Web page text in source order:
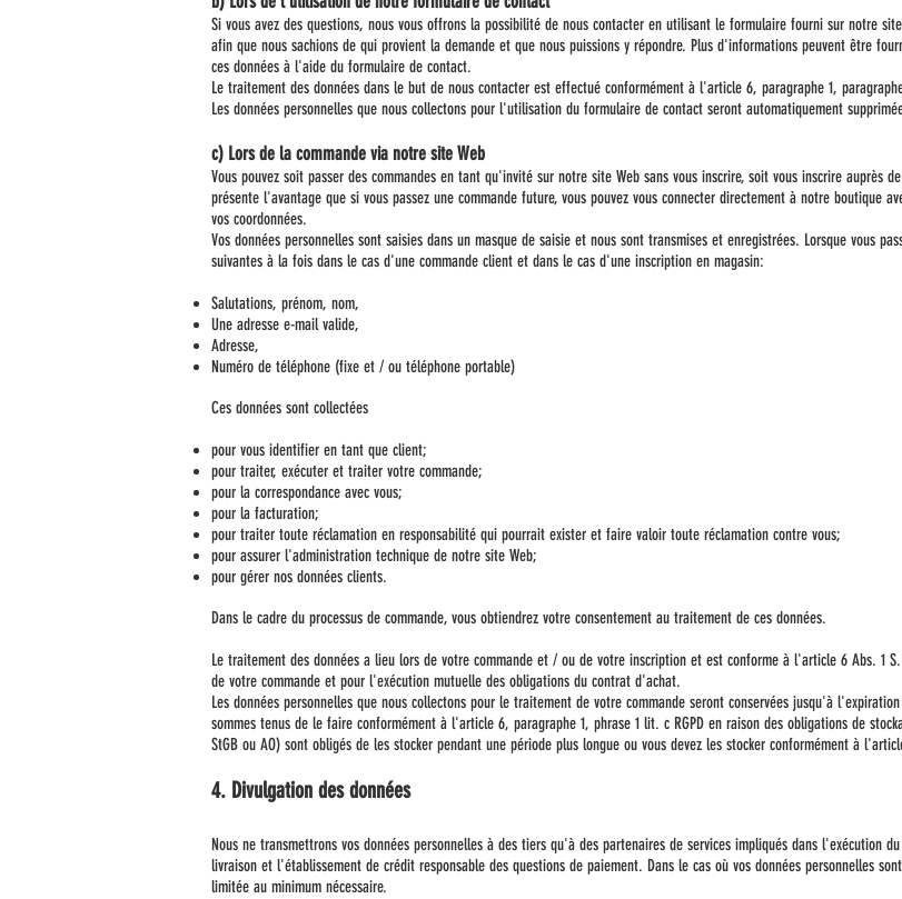
Si vous avez des questions, nous vous offrons la possibilité de nous contacter en utilisant le formulaire fourni sur notre
afin que nous sachions de qui provient la demande et que nous puissions y répondre. Plus d'informations peuvent être
ces données à l'aide du formulaire de contact.
Le traitement des données dans le but de nous contacter est effectué conformément à l'article 6, paragraphe 1,
Les données personnelles que nous collectons pour l'utilisation du formulaire de contact seront automatiquement
c) Lors de la commande via notre site Web
Vous pouvez soit passer des commandes en tant qu'invité sur notre site Web sans vous inscrire, soit vous inscrire auprès
présente l'avantage que si vous passez une commande future, vous pouvez vous connecter directement à notre boutique
vos coordonnées.
Vos données personnelles sont saisies dans un masque de saisie et nous sont transmises et enregistrées. Lorsque vous
suivantes à la fois dans le cas d'une commande client et dans le cas d'une inscription en magasin:
Salutations, prénom, nom,
Une adresse e-mail valide,
Adresse,
Numéro de téléphone (fixe et / ou téléphone portable)
Ces données sont collectées
pour vous identifier en tant que client;
pour traiter, exécuter et traiter votre commande;
pour la correspondance avec vous;
pour la facturation;
pour traiter toute réclamation en responsabilité qui pourrait exister et faire valoir toute réclamation contre vous;
pour assurer l'administration technique de notre site Web;
pour gérer nos données clients.
Dans le cadre du processus de commande, vous obtiendrez votre consentement au traitement de ces données.
Le traitement des données a lieu lors de votre commande et / ou de votre inscription et est conforme à l'article 6 Abs. 1
de votre commande et pour l'exécution mutuelle des obligations du contrat d'achat.
Les données personnelles que nous collectons pour le traitement de votre commande seront conservées jusqu'à
sommes tenus de le faire conformément à l'article 6, paragraphe 1, phrase 1 lit. c RGPD en raison des obligations de
StGB ou AO) sont obligés de les stocker pendant une période plus longue ou vous devez les stocker conformément à
4. Divulgation des données
Nous ne transmettrons vos données personnelles à des tiers qu'à des partenaires de services impliqués dans l'exécution
livraison et l'établissement de crédit responsable des questions de paiement. Dans le cas où vos données personnelles
limitée au minimum nécessaire.